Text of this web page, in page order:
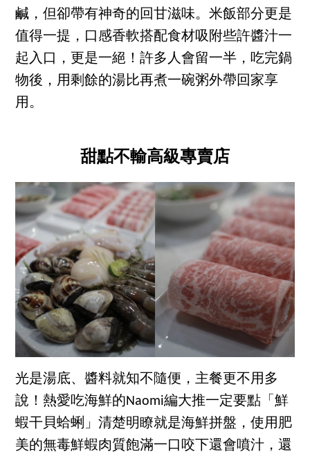
鹹，但卻帶有神奇的回甘滋味。米飯部分更是
值得一提，口感香軟搭配食材吸附些許醬汁一
起入口，更是一絕！許多人會留一半，吃完鍋
物後，用剩餘的湯比再煮一碗粥外帶回家享
用。
甜點不輸高級專賣店
光是湯底、醬料就知不隨便，主餐更不用多
說！熱愛吃海鮮的Naomi編大推一定要點「鮮
蝦干貝蛤蜊」清楚明瞭就是海鮮拼盤，使用肥
美的無毒鮮蝦肉質飽滿一口咬下還會噴汁，還